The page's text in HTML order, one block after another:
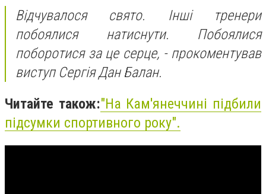
Відчувалося свято. Інші тренери
побоялися натиснути. Побоялися
поборотися за це серце, - прокоментував
виступ Сергія Дан Балан.
Читайте також:"На Кам'янеччині підбили
підсумки спортивного року".